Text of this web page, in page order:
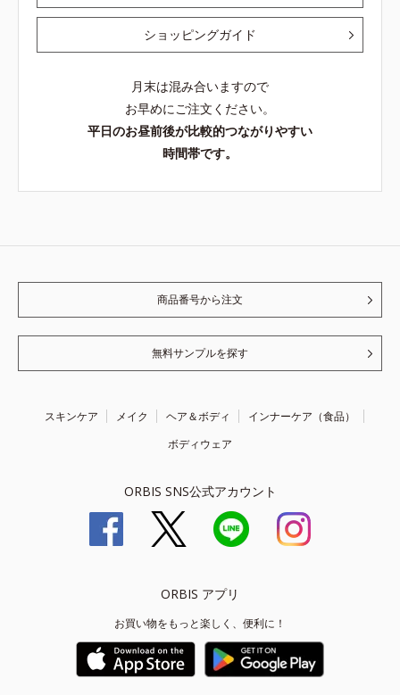
ショッピングガイド
月末は混み合いますので
お早めにご注文ください。
平日のお昼前後が比較的つながりやすい
時間帯です。
商品番号から注文
無料サンプルを探す
スキンケア メイク ヘア＆ボディ
インナーケア（食品）
ボディウェア
ORBIS SNS公式アカウント
ORBIS アプリ
お買い物をもっと楽しく、便利に！